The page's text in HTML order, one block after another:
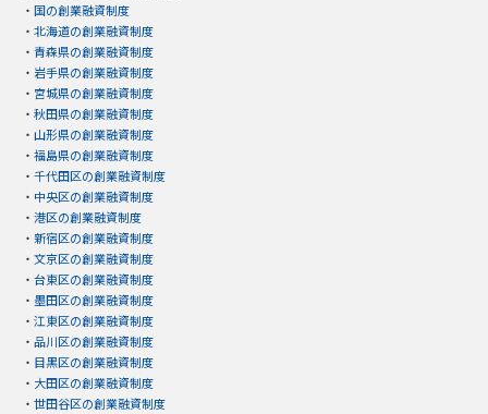
・ 国の創業融資制度
・ 北海道の創業融資制度
・ 青森県の創業融資制度
・ 岩手県の創業融資制度
・ 宮城県の創業融資制度
・ 秋田県の創業融資制度
・ 山形県の創業融資制度
・ 福島県の創業融資制度
・ 千代田区の創業融資制度
・ 中央区の創業融資制度
・ 港区の創業融資制度
・ 新宿区の創業融資制度
・ 文京区の創業融資制度
・ 台東区の創業融資制度
・ 墨田区の創業融資制度
・ 江東区の創業融資制度
・ 品川区の創業融資制度
・ 目黒区の創業融資制度
・ 大田区の創業融資制度
・ 世田谷区の創業融資制度